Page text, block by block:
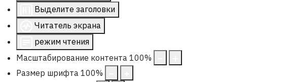
Выделите заголовки
Читатель экрана
режим чтения
Масштабирование контента 100%
Размер шрифта 100%